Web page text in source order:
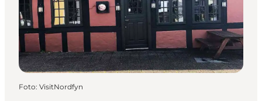
Erlebnisbuchung
Für Kinder
Foto: VisitNordfyn